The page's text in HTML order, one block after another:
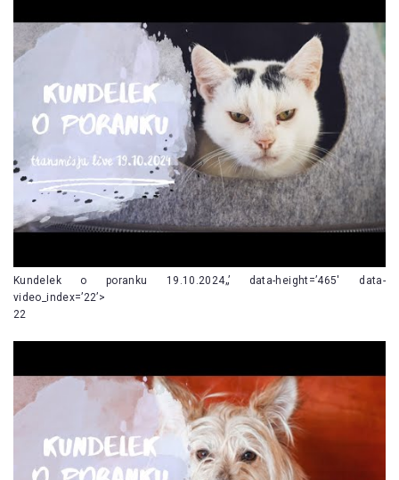
Kundelek o poranku 19.10.2024„’ data-height=’465′ data-
video_index=’22’>
22